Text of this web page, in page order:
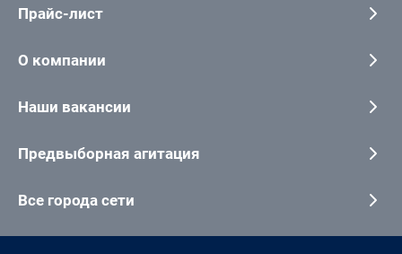
Прайс-лист
О компании
Наши вакансии
Предвыборная агитация
Все города сети